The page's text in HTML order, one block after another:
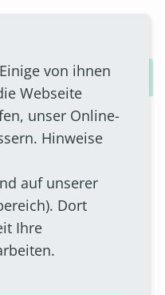
Markus Hochgartz
Die Grünen
von ihnen
Webseite
unser Online-
Hinweise
auf unserer
Dort
Ihre